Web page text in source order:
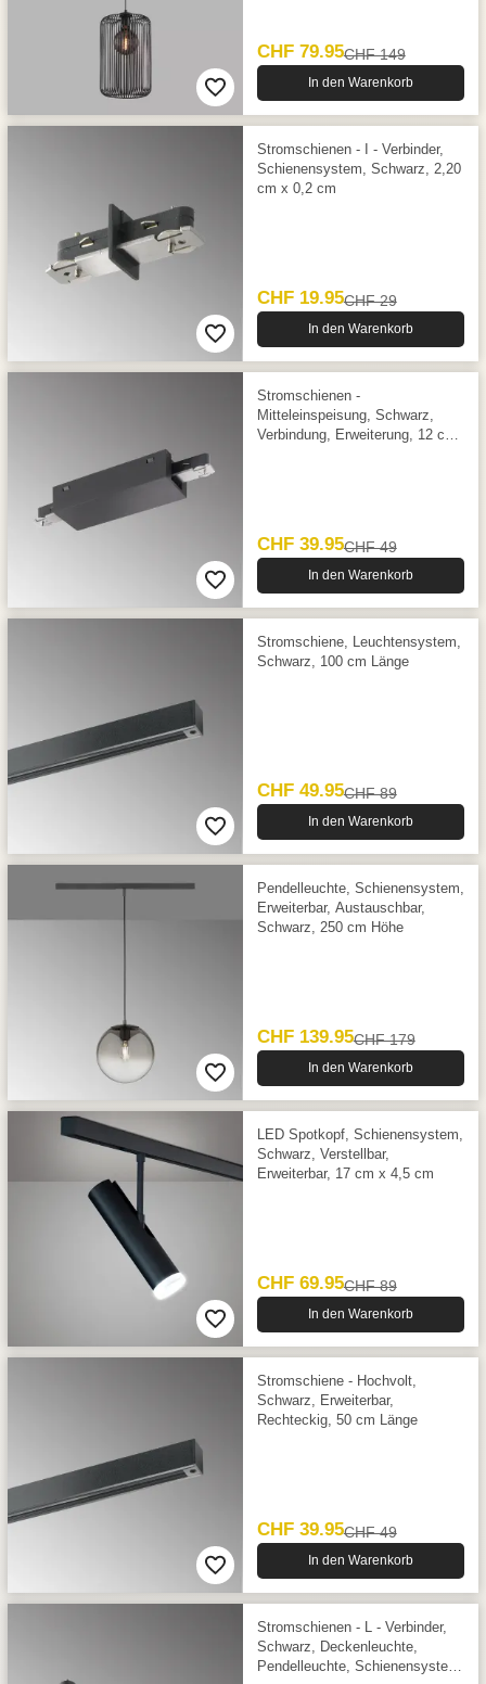
CHF 79.95CHF 149
In den Warenkorb
Stromschienen - I - Verbinder,
Schienensystem, Schwarz, 2,20
cm x 0,2 cm
CHF 19.95CHF 29
In den Warenkorb
Stromschienen -
Mitteleinspeisung, Schwarz,
Verbindung, Erweiterung, 12 cm
CHF 39.95CHF 49
In den Warenkorb
Stromschiene, Leuchtensystem,
Schwarz, 100 cm Länge
CHF 49.95CHF 89
In den Warenkorb
Pendelleuchte, Schienensystem,
Erweiterbar, Austauschbar,
Schwarz, 250 cm Höhe
CHF 139.95CHF 179
In den Warenkorb
LED Spotkopf, Schienensystem,
Schwarz, Verstellbar,
Erweiterbar, 17 cm x 4,5 cm
CHF 69.95CHF 89
In den Warenkorb
Stromschiene - Hochvolt,
Schwarz, Erweiterbar,
Rechteckig, 50 cm Länge
CHF 39.95CHF 49
In den Warenkorb
Stromschienen - L - Verbinder,
Schwarz, Deckenleuchte,
Pendelleuchte, Schienensystem,